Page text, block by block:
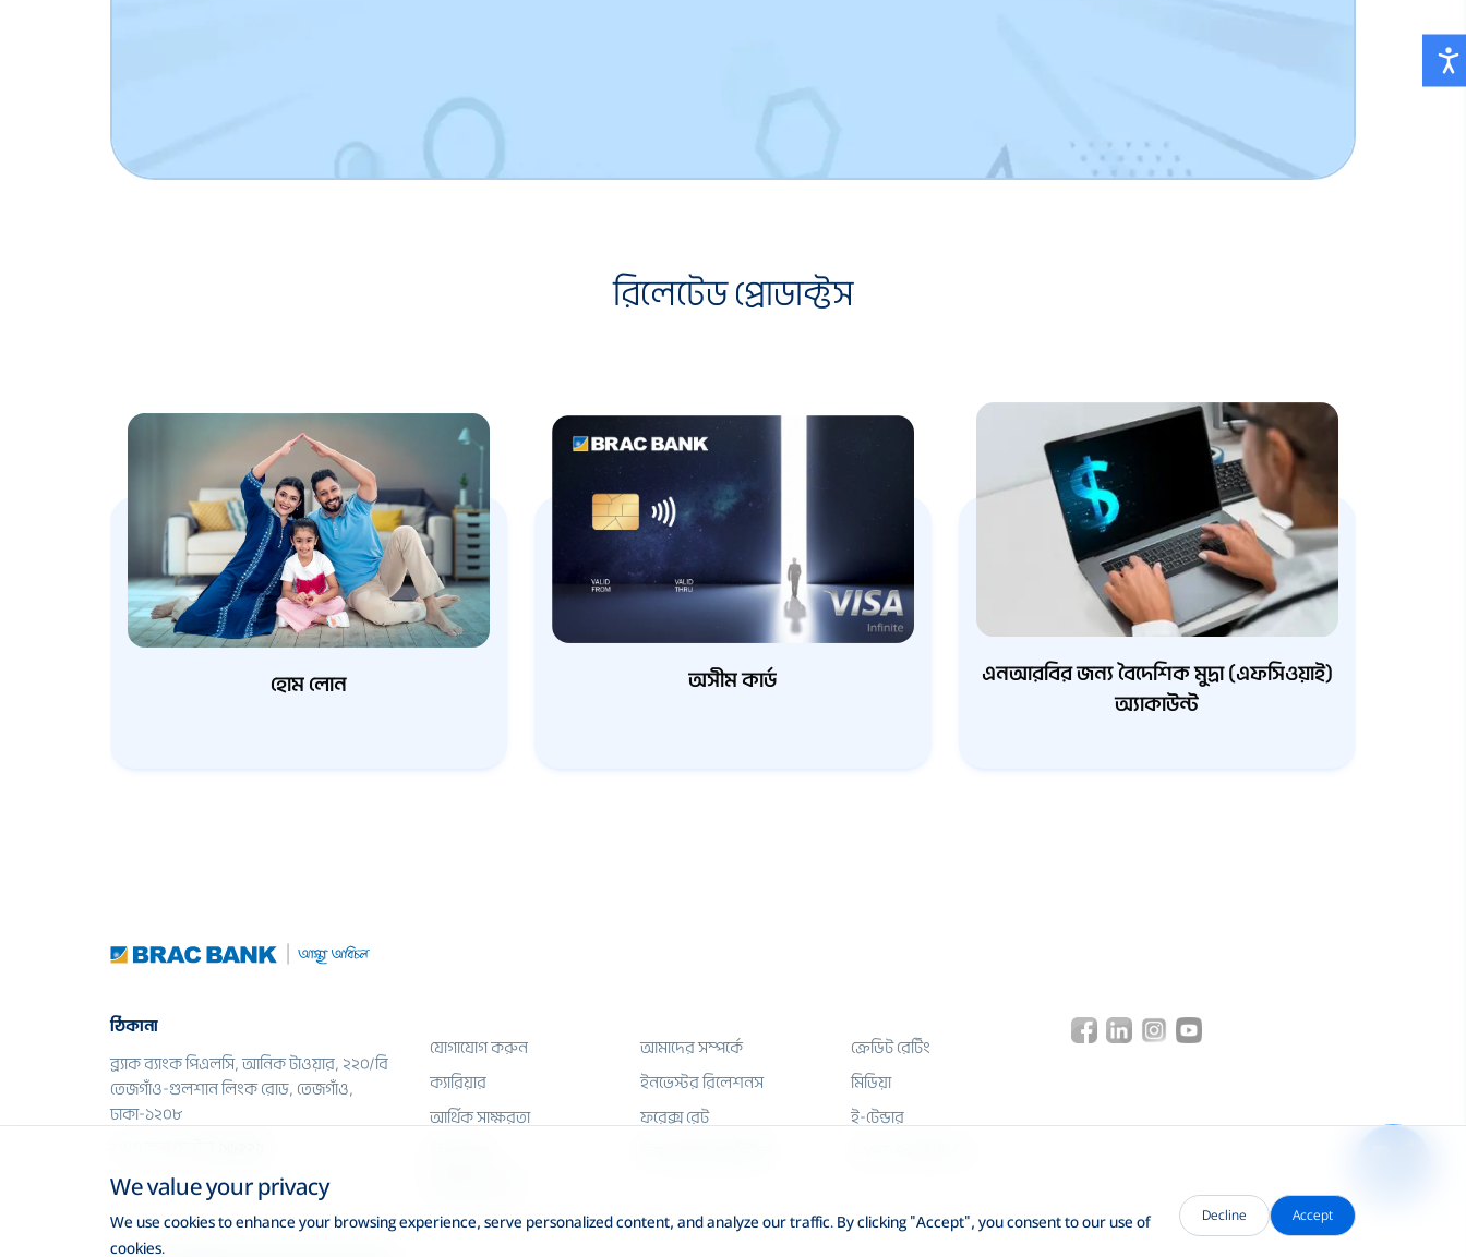
রিলেটেড প্রোডাক্টস
হোম লোন অসীম কার্ড
এনআরবির জন্য বৈদেশিক মুদ্রা (এফসিওয়াই)
অ্যাকাউন্ট
ঠিকানা
ব্র্যাক ব্যাংক পিএলসি, আনিক টাওয়ার, ২২০/বি
তেজগাঁও-গুলশান লিংক রোড, তেজগাঁও,
ঢাকা-১২০৮
যোগাযোগ করুন
ক্যারিয়ার
আর্থিক সাক্ষরতা
আমাদের সম্পর্কে
ইনভেস্টর রিলেশনস
ফরেক্স রেট
ক্রেডিট রেটিং
মিডিয়া
ই-টেন্ডার
We value your privacy
We use cookies to enhance your browsing experience, serve personalized content, and analyze our traffic. By clicking "Accept", you consent to our use of
cookies.
Decline Accept